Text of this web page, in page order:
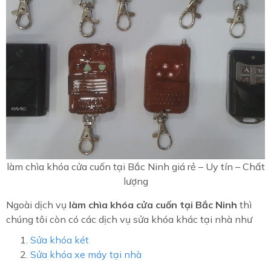
làm chìa khóa cửa cuốn tại Bắc Ninh giá rẻ – Uy tín – Chất
lượng
Ngoài dịch vụ làm chìa khóa cửa cuốn tại Bắc Ninh thì
chúng tôi còn có các dịch vụ sửa khóa khác tại nhà như
Sửa khóa két
Sửa khóa xe máy tại nhà